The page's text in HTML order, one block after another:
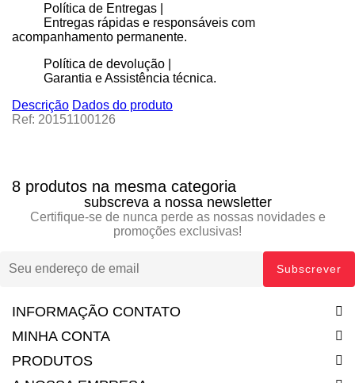
Política de Entregas |
Entregas rápidas e responsáveis com
acompanhamento permanente.
Política de devolução |
Garantia e Assistência técnica.
Descrição Dados do produto
Ref: 20151100126
8 produtos na mesma categoria
subscreva a nossa newsletter
Certifique-se de nunca perde as nossas novidades e
promoções exclusivas!
INFORMAÇÃO CONTATO
MINHA CONTA
PRODUTOS